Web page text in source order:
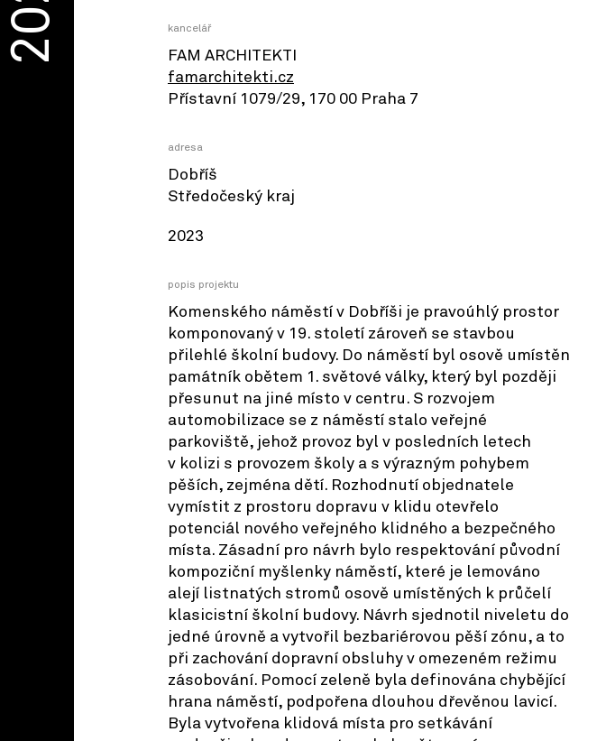
kancelář
FAM ARCHITEKTI
famarchitekti.cz
Přístavní 1079/29, 170 00 Praha 7
adresa
Dobříš
Středočeský kraj
2023
popis projektu
Komenského náměstí v Dobříši je pravoúhlý prostor
komponovaný v 19. století zároveň se stavbou
přilehlé školní budovy. Do náměstí byl osově umístěn
památník obětem 1. světové války, který byl později
přesunut na jiné místo v centru. S rozvojem
automobilizace se z náměstí stalo veřejné
parkoviště, jehož provoz byl v posledních letech
v kolizi s provozem školy a s výrazným pohybem
pěších, zejména dětí. Rozhodnutí objednatele
vymístit z prostoru dopravu v klidu otevřelo
potenciál nového veřejného klidného a bezpečného
místa. Zásadní pro návrh bylo respektování původní
kompoziční myšlenky náměstí, které je lemováno
alejí listnatých stromů osově umístěných k průčelí
klasicistní školní budovy. Návrh sjednotil niveletu do
jedné úrovně a vytvořil bezbariérovou pěší zónu, a to
při zachování dopravní obsluhy v omezeném režimu
zásobování. Pomocí zeleně byla definována chybějící
hrana náměstí, podpořena dlouhou dřevěnou lavicí.
Byla vytvořena klidová místa pro setkávání